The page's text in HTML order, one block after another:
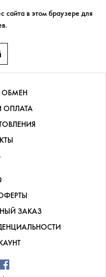
сайта в этом браузере для
ОБМЕН
ОПЛАТА
ЗАКАЗ